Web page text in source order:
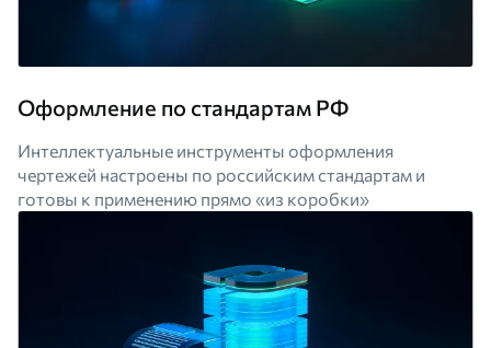
Оформление по стандартам РФ
Интеллектуальные инструменты оформления
чертежей настроены по российским стандартам и
готовы к применению прямо «из коробки»